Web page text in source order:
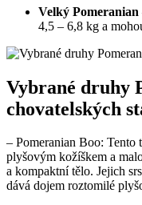
Velký Pomeranian
4,5 – 6,8 kg a
Vybrané druhy
chovatelských
– Pomeranian Boo: Tento‍
⁤plyšovým kožíškem a
a ⁣kompaktní tělo. Jejich
dává ‌dojem roztomilé⁢